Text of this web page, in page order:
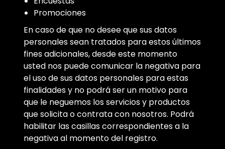
Promociones
En caso de que no desee que sus datos
personales sean tratados para estos últimos
fines adicionales, desde este momento
usted nos puede comunicar la negativa para
el uso de sus datos personales para estas
finalidades y no podrá ser un motivo para
que le neguemos los servicios y productos
que solicita o contrata con nosotros. Podrá
habilitar las casillas correspondientes a la
negativa al momento del registro.